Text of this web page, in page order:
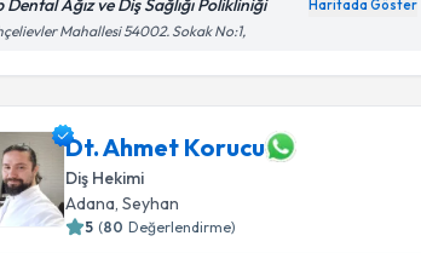
Dental Ağız ve Diş Sağlığı Polikliniği Haritada Göster
Mahallesi 54002. Sokak No:1,
Dt. Ahmet Korucu
Diş Hekimi
Adana, Seyhan
5 (80 Değerlendirme)